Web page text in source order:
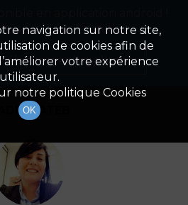
KATEB
navigation sur notre site,
de cookies afin de
votre expérience
utilisateur.
notre politique Cookies
OK
pour l'installer.
Télécharger l'application